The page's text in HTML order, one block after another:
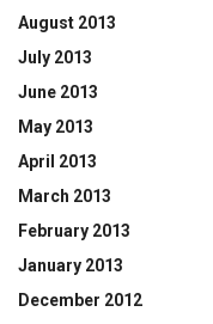
August 2013
July 2013
June 2013
May 2013
April 2013
March 2013
February 2013
January 2013
December 2012